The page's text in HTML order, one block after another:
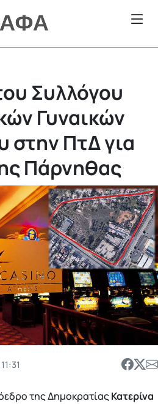
Συλλόγου
Γυναικών
στην ΠτΔ για
Πάρνηθας
της ΔημοκρατίαςΚατερίνα